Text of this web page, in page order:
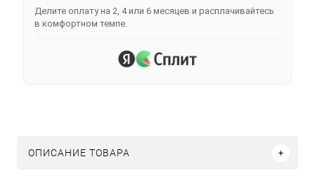
Делите оплату на 2, 4 или 6 месяцев и расплачивайтесь
в комфортном темпе.
ОПИСАНИЕ ТОВАРА